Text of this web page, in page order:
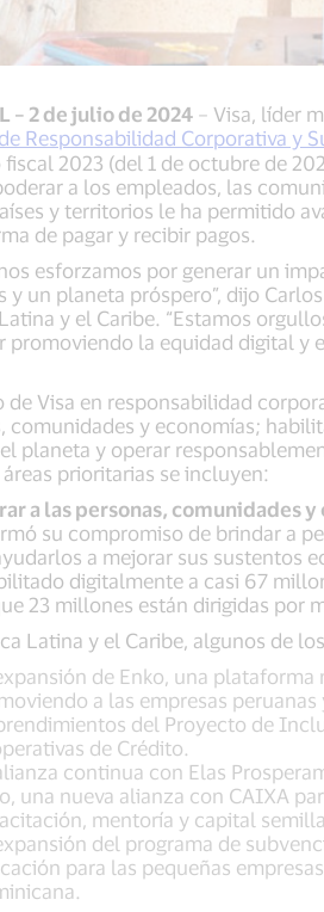
– 2 de julio de 2024 – Visa, líder
Responsabilidad Corporativa y
fiscal 2023 (del 1 de octubre de
a los empleados, las
y territorios le ha permitido
de pagar y recibir pagos.
esforzamos por generar un
y un planeta próspero”, dijo
y el Caribe. “Estamos
promoviendo la equidad digital y
de Visa en responsabilidad
comunidades y economías;
planeta y operar
prioritarias se incluyen:
a las personas, comunidades y
su compromiso de brindar a
a mejorar sus sustentos
digitalmente a casi 67
23 millones están dirigidas por
Latina y el Caribe, algunos de
de Enko, una
a las empresas
del Proyecto de
de Crédito.
continua con Elas
una nueva alianza con CAIXA
mentoría y capital
del programa de
para las pequeñas